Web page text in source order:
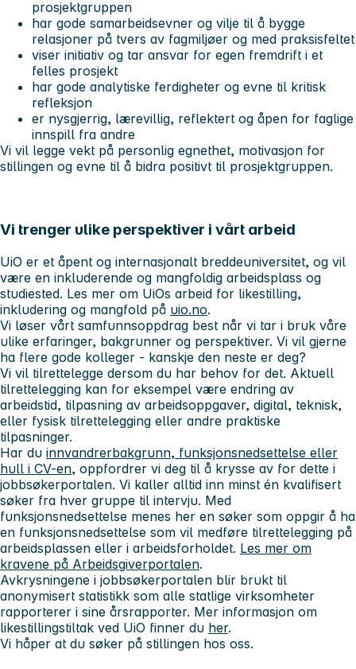
prosjektgruppen
har gode samarbeidsevner og vilje til å bygge
relasjoner på tvers av fagmiljøer og med praksisfeltet
viser initiativ og tar ansvar for egen fremdrift i et
felles prosjekt
har gode analytiske ferdigheter og evne til kritisk
refleksjon
er nysgjerrig, lærevillig, reflektert og åpen for faglige
innspill fra andre
Vi vil legge vekt på personlig egnethet, motivasjon for
stillingen og evne til å bidra positivt til prosjektgruppen.
Vi trenger ulike perspektiver i vårt arbeid
UiO er et åpent og internasjonalt breddeuniversitet, og vil
være en inkluderende og mangfoldig arbeidsplass og
studiested. Les mer om UiOs arbeid for likestilling,
inkludering og mangfold på uio.no.
Vi løser vårt samfunnsoppdrag best når vi tar i bruk våre
ulike erfaringer, bakgrunner og perspektiver. Vi vil gjerne
ha flere gode kolleger - kanskje den neste er deg?
Vi vil tilrettelegge dersom du har behov for det. Aktuell
tilrettelegging kan for eksempel være endring av
arbeidstid, tilpasning av arbeidsoppgaver, digital, teknisk,
eller fysisk tilrettelegging eller andre praktiske
tilpasninger.
Har du innvandrerbakgrunn, funksjonsnedsettelse eller
hull i CV-en, oppfordrer vi deg til å krysse av for dette i
jobbsøkerportalen. Vi kaller alltid inn minst én kvalifisert
søker fra hver gruppe til intervju. Med
funksjonsnedsettelse menes her en søker som oppgir å ha
en funksjonsnedsettelse som vil medføre tilrettelegging på
arbeidsplassen eller i arbeidsforholdet. Les mer om
kravene på Arbeidsgiverportalen.
Avkrysningene i jobbsøkerportalen blir brukt til
anonymisert statistikk som alle statlige virksomheter
rapporterer i sine årsrapporter. Mer informasjon om
likestillingstiltak ved UiO finner du her.
Vi håper at du søker på stillingen hos oss.